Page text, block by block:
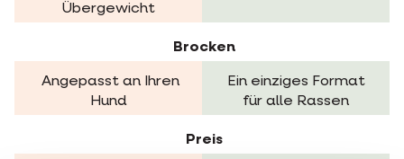
Übergewicht
Brocken
Angepasst an Ihren
Hund
Ein einziges Format
für alle Rassen
Preis